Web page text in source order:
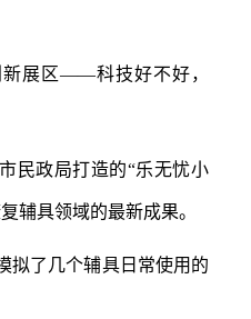
展区——科技好不好，
民政局打造的“乐无忧小
辅具领域的最新成果。
拟了几个辅具日常使用的